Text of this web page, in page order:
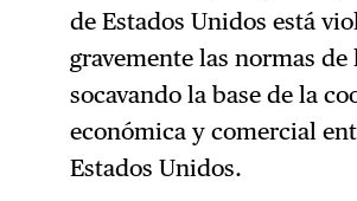
de Estados Unidos está
gravemente las normas de
socavando la base de la
económica y comercial
Estados Unidos.